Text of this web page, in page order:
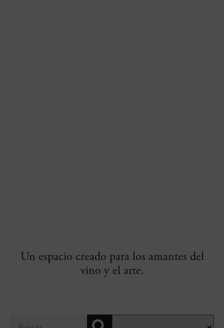
Un espacio creado para los amantes del
vino y el arte.